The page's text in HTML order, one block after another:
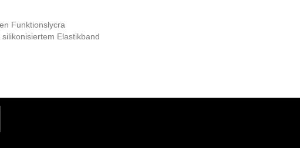
Funktionslycra
Elastikband